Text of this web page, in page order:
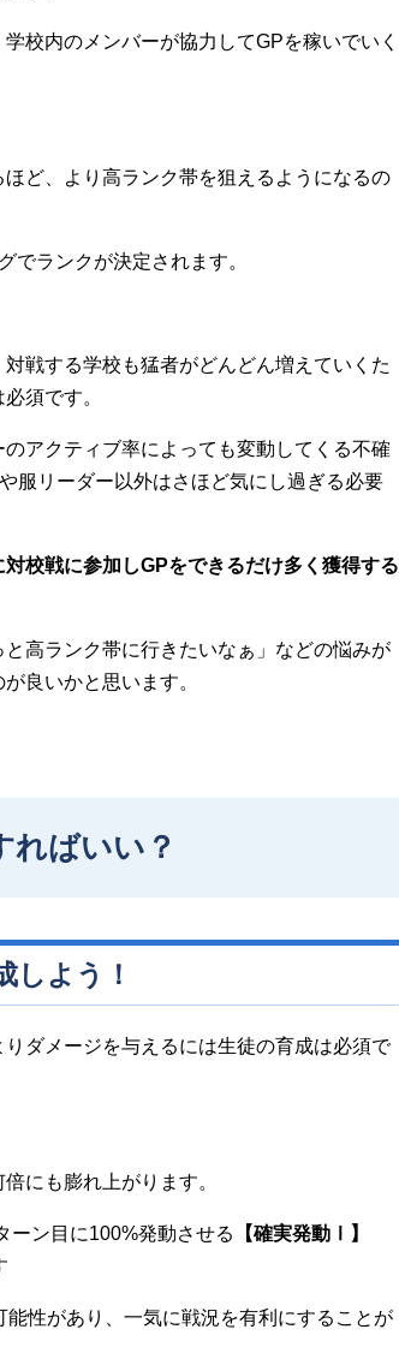
校内のメンバーが協力してGPを稼いでいく
ど、より高ランク帯を狙えるようになるの
でランクが決定されます。
戦する学校も猛者がどんどん増えていくた
須です。
アクティブ率によっても変動してくる不確
服リーダー以外はさほど気にし過ぎる必要
校戦に参加しGPをできるだけ多く獲得する
高ランク帯に行きたいなぁ」などの悩みが
良いかと思います。
ればいい？
しよう！
ダメージを与えるには生徒の育成は必須で
にも膨れ上がります。
ン目に100%発動させる
【確実発動Ⅰ】
能性があり、一気に戦況を有利にすることが